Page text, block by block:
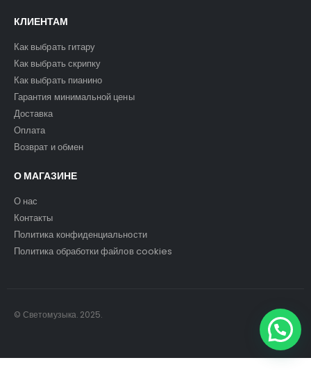
КЛИЕНТАМ
Как выбрать гитару
Как выбрать скрипку
Как выбрать пианино
Гарантия минимальной цены
Доставка
Оплата
Возврат и обмен
О МАГАЗИНЕ
О нас
Контакты
Политика конфиденциальности
Политика обработки файлов cookies
© Светомузыка. 2025.